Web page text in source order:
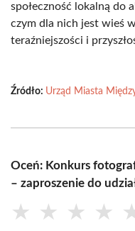
społeczność lokalną do
czym dla nich jest wieś
teraźniejszości i
Źródło: Urząd Miasta
Oceń: Konkurs
– zaproszenie do
★ ★ ★ ★